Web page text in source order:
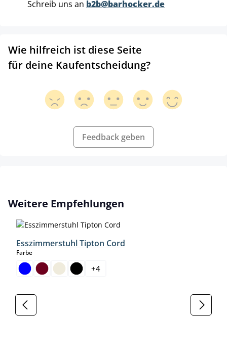
Schreib uns an b2b@barhocker.de
Wie hilfreich ist diese Seite
für deine Kaufentscheidung?
Feedback geben
Produktgalerie überspringen
Weitere Empfehlungen
Esszimmerstuhl Tipton Cord
Farbeauswählen
+4